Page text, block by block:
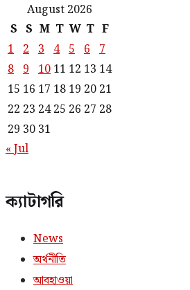
August 2026
S S M T W T F
1 2 3 4 5 6 7
8 9 10 11 12 13 14
15 16 17 18 19 20 21
22 23 24 25 26 27 28
29 30 31
« Jul
ক্যাটাগরি
News
অর্থনীতি
আবহাওয়া